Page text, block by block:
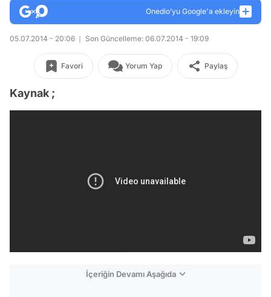
Onedio’yu Google'a ekleyin
05.07.2014 - 20:06 Son Güncelleme: 06.07.2014 - 19:09
Favori Yorum Yap Paylaş
Kaynak ;
İçeriğin Devamı Aşağıda